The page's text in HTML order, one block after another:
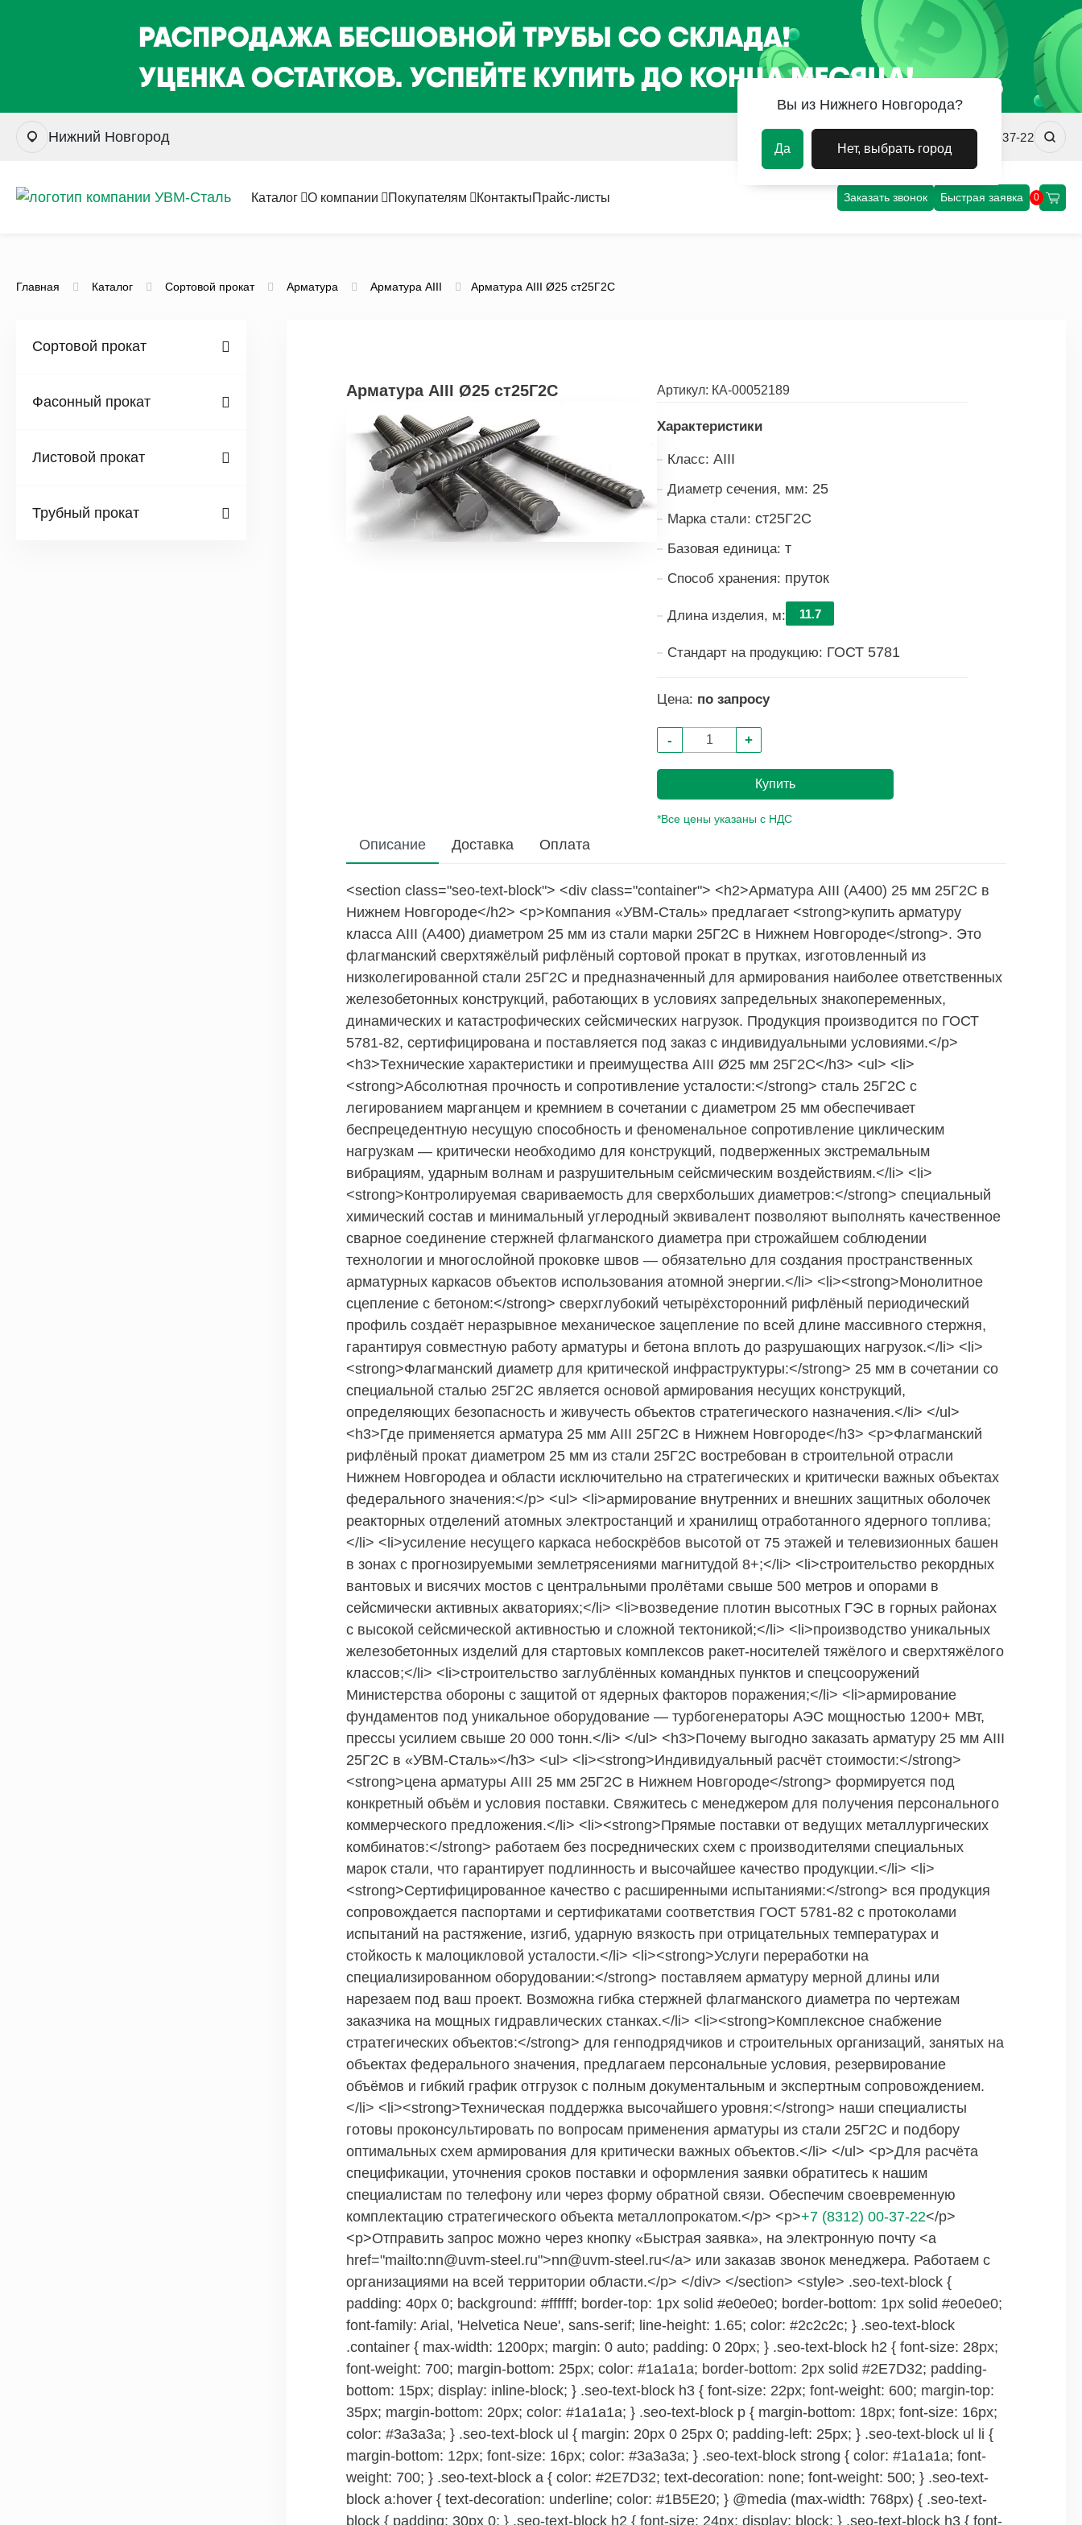
Нижний Новгород +7 (8312) 00-37-22
Каталог О компании Покупателям КонтактыПрайс-листы Заказать звонок Быстрая заявка 0
Главная Каталог Сортовой прокат Арматура Арматура AIII Арматура АIII Ø25 ст25Г2С
Сортовой прокат
Фасонный прокат
Листовой прокат
Трубный прокат
Арматура АIII Ø25 ст25Г2С Артикул: КА-00052189
Характеристики
Класс: АIII
Диаметр сечения, мм: 25
Марка стали: ст25Г2С
Базовая единица: т
Способ хранения: пруток
Длина изделия, м: 11.7
Стандарт на продукцию: ГОСТ 5781
Цена: по запросу
- +
Купить
*Все цены указаны с НДС
Описание Доставка Оплата
<section class="seo-text-block"> <div class="container"> <h2>Арматура АIII (А400) 25 мм 25Г2С в
Нижнем Новгороде</h2> <p>Компания «УВМ-Сталь» предлагает <strong>купить арматуру
класса АIII (А400) диаметром 25 мм из стали марки 25Г2С в Нижнем Новгороде</strong>. Это
флагманский сверхтяжёлый рифлёный сортовой прокат в прутках, изготовленный из
низколегированной стали 25Г2С и предназначенный для армирования наиболее ответственных
железобетонных конструкций, работающих в условиях запредельных знакопеременных,
динамических и катастрофических сейсмических нагрузок. Продукция производится по ГОСТ
5781-82, сертифицирована и поставляется под заказ с индивидуальными условиями.</p>
<h3>Технические характеристики и преимущества АIII Ø25 мм 25Г2С</h3> <ul> <li>
<strong>Абсолютная прочность и сопротивление усталости:</strong> сталь 25Г2С с
легированием марганцем и кремнием в сочетании с диаметром 25 мм обеспечивает
беспрецедентную несущую способность и феноменальное сопротивление циклическим
нагрузкам — критически необходимо для конструкций, подверженных экстремальным
вибрациям, ударным волнам и разрушительным сейсмическим воздействиям.</li> <li>
<strong>Контролируемая свариваемость для сверхбольших диаметров:</strong> специальный
химический состав и минимальный углеродный эквивалент позволяют выполнять качественное
сварное соединение стержней флагманского диаметра при строжайшем соблюдении
технологии и многослойной проковке швов — обязательно для создания пространственных
арматурных каркасов объектов использования атомной энергии.</li> <li><strong>Монолитное
сцепление с бетоном:</strong> сверхглубокий четырёхсторонний рифлёный периодический
профиль создаёт неразрывное механическое зацепление по всей длине массивного стержня,
гарантируя совместную работу арматуры и бетона вплоть до разрушающих нагрузок.</li> <li>
<strong>Флагманский диаметр для критической инфраструктуры:</strong> 25 мм в сочетании со
специальной сталью 25Г2С является основой армирования несущих конструкций,
определяющих безопасность и живучесть объектов стратегического назначения.</li> </ul>
<h3>Где применяется арматура 25 мм АIII 25Г2С в Нижнем Новгороде</h3> <p>Флагманский
рифлёный прокат диаметром 25 мм из стали 25Г2С востребован в строительной отрасли
Нижнем Новгородеа и области исключительно на стратегических и критически важных объектах
федерального значения:</p> <ul> <li>армирование внутренних и внешних защитных оболочек
реакторных отделений атомных электростанций и хранилищ отработанного ядерного топлива;
</li> <li>усиление несущего каркаса небоскрёбов высотой от 75 этажей и телевизионных башен
в зонах с прогнозируемыми землетрясениями магнитудой 8+;</li> <li>строительство рекордных
вантовых и висячих мостов с центральными пролётами свыше 500 метров и опорами в
сейсмически активных акваториях;</li> <li>возведение плотин высотных ГЭС в горных районах
с высокой сейсмической активностью и сложной тектоникой;</li> <li>производство уникальных
железобетонных изделий для стартовых комплексов ракет-носителей тяжёлого и сверхтяжёлого
классов;</li> <li>строительство заглублённых командных пунктов и спецсооружений
Министерства обороны с защитой от ядерных факторов поражения;</li> <li>армирование
фундаментов под уникальное оборудование — турбогенераторы АЭС мощностью 1200+ МВт,
прессы усилием свыше 20 000 тонн.</li> </ul> <h3>Почему выгодно заказать арматуру 25 мм АIII
25Г2С в «УВМ-Сталь»</h3> <ul> <li><strong>Индивидуальный расчёт стоимости:</strong>
<strong>цена арматуры АIII 25 мм 25Г2С в Нижнем Новгороде</strong> формируется под
конкретный объём и условия поставки. Свяжитесь с менеджером для получения персонального
коммерческого предложения.</li> <li><strong>Прямые поставки от ведущих металлургических
комбинатов:</strong> работаем без посреднических схем с производителями специальных
марок стали, что гарантирует подлинность и высочайшее качество продукции.</li> <li>
<strong>Сертифицированное качество с расширенными испытаниями:</strong> вся продукция
сопровождается паспортами и сертификатами соответствия ГОСТ 5781-82 с протоколами
испытаний на растяжение, изгиб, ударную вязкость при отрицательных температурах и
стойкость к малоцикловой усталости.</li> <li><strong>Услуги переработки на
специализированном оборудовании:</strong> поставляем арматуру мерной длины или
нарезаем под ваш проект. Возможна гибка стержней флагманского диаметра по чертежам
заказчика на мощных гидравлических станках.</li> <li><strong>Комплексное снабжение
стратегических объектов:</strong> для генподрядчиков и строительных организаций, занятых на
объектах федерального значения, предлагаем персональные условия, резервирование
объёмов и гибкий график отгрузок с полным документальным и экспертным сопровождением.
</li> <li><strong>Техническая поддержка высочайшего уровня:</strong> наши специалисты
готовы проконсультировать по вопросам применения арматуры из стали 25Г2С и подбору
оптимальных схем армирования для критически важных объектов.</li> </ul> <p>Для расчёта
спецификации, уточнения сроков поставки и оформления заявки обратитесь к нашим
специалистам по телефону или через форму обратной связи. Обеспечим своевременную
комплектацию стратегического объекта металлопрокатом.</p> <p>+7 (8312) 00-37-22</p>
<p>Отправить запрос можно через кнопку «Быстрая заявка», на электронную почту <a
href="mailto:nn@uvm-steel.ru">nn@uvm-steel.ru</a> или заказав звонок менеджера. Работаем с
организациями на всей территории области.</p> </div> </section> <style> .seo-text-block {
padding: 40px 0; background: #ffffff; border-top: 1px solid #e0e0e0; border-bottom: 1px solid #e0e0e0;
font-family: Arial, 'Helvetica Neue', sans-serif; line-height: 1.65; color: #2c2c2c; } .seo-text-block
.container { max-width: 1200px; margin: 0 auto; padding: 0 20px; } .seo-text-block h2 { font-size: 28px;
font-weight: 700; margin-bottom: 25px; color: #1a1a1a; border-bottom: 2px solid #2E7D32; padding-
bottom: 15px; display: inline-block; } .seo-text-block h3 { font-size: 22px; font-weight: 600; margin-top:
35px; margin-bottom: 20px; color: #1a1a1a; } .seo-text-block p { margin-bottom: 18px; font-size: 16px;
color: #3a3a3a; } .seo-text-block ul { margin: 20px 0 25px 0; padding-left: 25px; } .seo-text-block ul li {
margin-bottom: 12px; font-size: 16px; color: #3a3a3a; } .seo-text-block strong { color: #1a1a1a; font-
weight: 700; } .seo-text-block a { color: #2E7D32; text-decoration: none; font-weight: 500; } .seo-text-
block a:hover { text-decoration: underline; color: #1B5E20; } @media (max-width: 768px) { .seo-text-
block { padding: 30px 0; } .seo-text-block h2 { font-size: 24px; display: block; } .seo-text-block h3 { font-
Вы из Нижнего Новгорода?
Да Нет, выбрать город